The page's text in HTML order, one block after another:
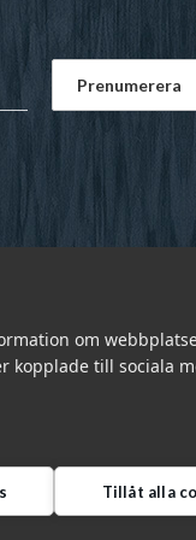
om
kopplade till sociala
Tillåt alla
031 - 92